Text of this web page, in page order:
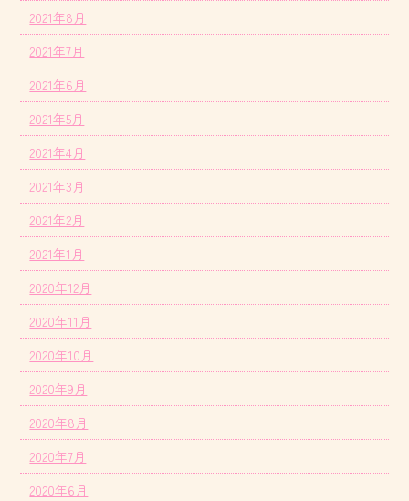
2021年8月
2021年7月
2021年6月
2021年5月
2021年4月
2021年3月
2021年2月
2021年1月
2020年12月
2020年11月
2020年10月
2020年9月
2020年8月
2020年7月
2020年6月